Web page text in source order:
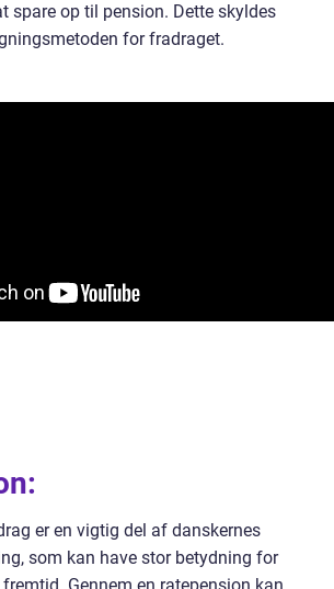
spare op til pension. Dette skyldes
for fradraget.
er en vigtig del af danskernes
som kan have stor betydning for